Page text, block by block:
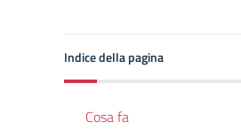
Indice della pagina
Cosa fa